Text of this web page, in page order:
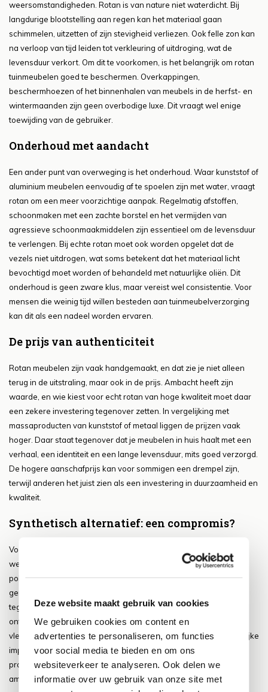
Deze website maakt gebruik van cookies
We gebruiken cookies om content en
advertenties te personaliseren, om functies
voor social media te bieden en om ons
websiteverkeer te analyseren. Ook delen we
informatie over uw gebruik van onze site met
weersomstandigheden. Rotan is van nature niet waterdicht. Bij
langdurige blootstelling aan regen kan het materiaal gaan
schimmelen, uitzetten of zijn stevigheid verliezen. Ook felle zon kan
na verloop van tijd leiden tot verkleuring of uitdroging, wat de
levensduur verkort. Om dit te voorkomen, is het belangrijk om rotan
tuinmeubelen goed te beschermen. Overkappingen,
beschermhoezen of het binnenhalen van meubels in de herfst- en
wintermaanden zijn geen overbodige luxe. Dit vraagt wel enige
toewijding van de gebruiker.
Onderhoud met aandacht
Een ander punt van overweging is het onderhoud. Waar kunststof of
aluminium meubelen eenvoudig af te spoelen zijn met water, vraagt
rotan om een meer voorzichtige aanpak. Regelmatig afstoffen,
schoonmaken met een zachte borstel en het vermijden van
agressieve schoonmaakmiddelen zijn essentieel om de levensduur
te verlengen. Bij echte rotan moet ook worden opgelet dat de
vezels niet uitdrogen, wat soms betekent dat het materiaal licht
bevochtigd moet worden of behandeld met natuurlijke oliën. Dit
onderhoud is geen zware klus, maar vereist wel consistentie. Voor
mensen die weinig tijd willen besteden aan tuinmeubelverzorging
kan dit als een nadeel worden ervaren.
De prijs van authenticiteit
Rotan meubelen zijn vaak handgemaakt, en dat zie je niet alleen
terug in de uitstraling, maar ook in de prijs. Ambacht heeft zijn
waarde, en wie kiest voor echt rotan van hoge kwaliteit moet daar
een zekere investering tegenover zetten. In vergelijking met
massaproducten van kunststof of metaal liggen de prijzen vaak
hoger. Daar staat tegenover dat je meubelen in huis haalt met een
verhaal, een identiteit en een lange levensduur, mits goed verzorgd.
De hogere aanschafprijs kan voor sommigen een drempel zijn,
terwijl anderen het juist zien als een investering in duurzaamheid en
kwaliteit.
Synthetisch alternatief: een compromis?
Voor wie de charme van rotan wil combineren met een hogere
weersbestendigheid, is er het synthetische rotan, ook wel
polyrattan genoemd. Dit materiaal ziet eruit als echt rotan, maar is
gemaakt van kunststofvezels. Hierdoor is het veel beter bestand
tegen regen en zon, en vraagt het nauwelijks onderhoud. Toch
ontbreekt vaak het gevoel en de warmte van echt rotan. Het
vlechtwerk is uniformer, de textuur gladder, en de geur en natuurlijke
imperfecties ontbreken. Dit synthetische alternatief vormt een
praktische oplossing, maar niet voor wie juist valt voor de
ambachtelijke en organische uitstraling van het oorspronkelijke